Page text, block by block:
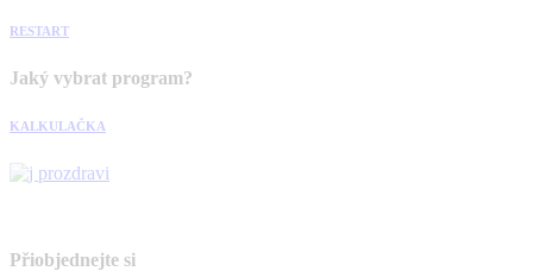
RESTART
Jaký vybrat program?
KALKULAČKA
Přiobjednejte si